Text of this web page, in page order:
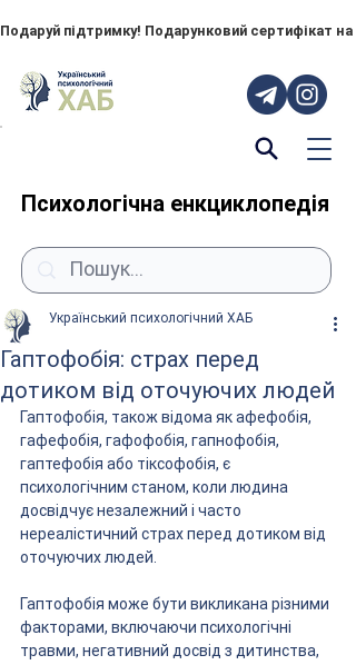
Подаруй підтримку! Подарунковий сертифікат
Психологічна енкциклопедія
Гаптофобія: страх перед
дотиком від оточуючих людей
Український психологічний ХАБ
Гаптофобія, також відома як афефобія,
гафефобія, гафофобія, гапнофобія,
гаптефобія або тіксофобія, є
психологічним станом, коли людина
досвідчує незалежний і часто
нереалістичний страх перед дотиком від
оточуючих людей.
Гаптофобія може бути викликана різними
факторами, включаючи психологічні
травми, негативний досвід з дитинства,